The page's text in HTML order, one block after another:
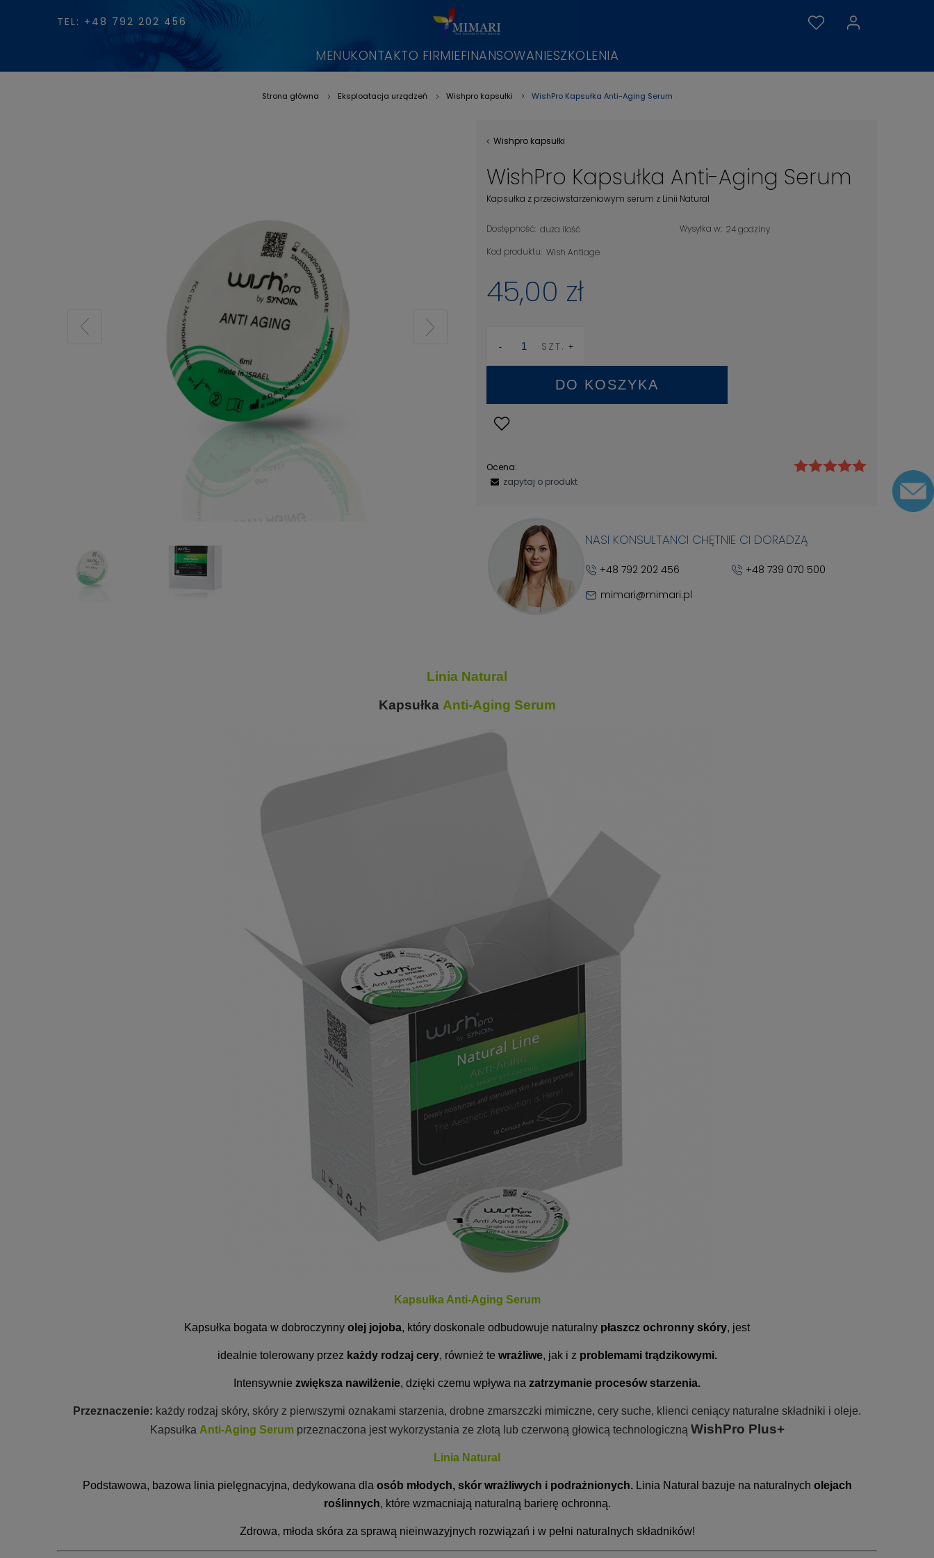
TEL: +48 792 202 456
MENUKONTAKTO FIRMIEFINANSOWANIESZKOLENIA
Strona główna Eksploatacja urządzeń Wishpro kapsułki WishPro Kapsułka Anti-Aging Serum
Wishpro kapsułki
WishPro Kapsułka Anti-Aging Serum
Kapsułka z przeciwstarzeniowym serum z Linii Natural
Dostępność: duża ilość Wysyłka w: 24 godziny
Kod produktu: Wish Antiage
45,00 zł
SZT.
DO KOSZYKA
Ocena:
zapytaj o produkt
NASI KONSULTANCI CHĘTNIE CI DORADZĄ
+48 792 202 456
+48 739 070 500
mimari@mimari.pl
Linia Natural
Kapsułka Anti-Aging Serum
Kapsułka Anti-Aging Serum
Kapsułka bogata w dobroczynny olej jojoba, który doskonale odbudowuje naturalny płaszcz ochronny skóry, jest
idealnie tolerowany przez każdy rodzaj cery, również te wrażliwe, jak i z problemami trądzikowymi.
Intensywnie zwiększa nawilżenie, dzięki czemu wpływa na zatrzymanie procesów starzenia.
Przeznaczenie: każdy rodzaj skóry, skóry z pierwszymi oznakami starzenia, drobne zmarszczki mimiczne, cery suche, klienci ceniący naturalne składniki i oleje.
Kapsułka Anti-Aging Serumprzeznaczona jest wykorzystania ze złotą lub czerwoną głowicą technologiczną WishPro Plus+
Linia Natural
Podstawowa, bazowa linia pielęgnacyjna, dedykowana dla osób młodych, skór wrażliwych i podrażnionych.Linia Natural bazuje na naturalnych olejach
roślinnych, które wzmacniają naturalną barierę ochronną.
Zdrowa, młoda skóra za sprawą nieinwazyjnych rozwiązań i w pełni naturalnych składników!